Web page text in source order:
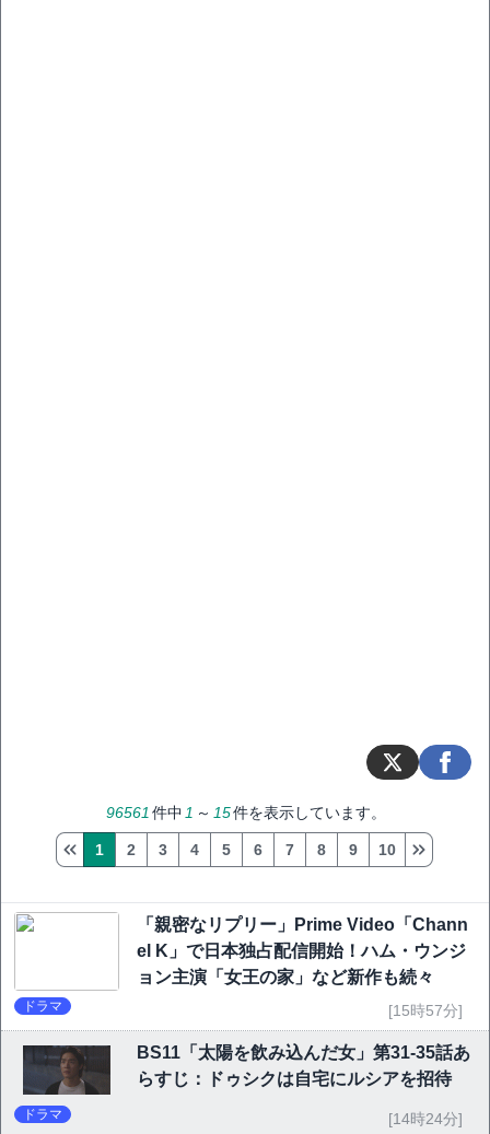
96561 件中 1 ～ 15件を表示しています。
1 2 3 4 5 6 7 8 9 10
「親密なリプリー」Prime Video「Chann
el K」で日本独占配信開始！ハム・ウンジ
ョン主演「女王の家」など新作も続々
ドラマ [15時57分]
BS11「太陽を飲み込んだ女」第31-35話あ
らすじ：ドゥシクは自宅にルシアを招待
ドラマ [14時24分]